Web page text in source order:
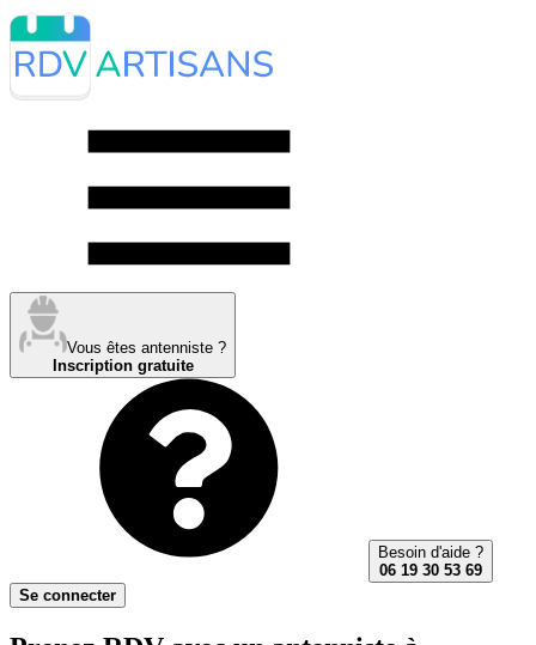
Vous êtes antenniste ?
Inscription gratuite
Besoin d'aide ?
06 19 30 53 69
Se connecter